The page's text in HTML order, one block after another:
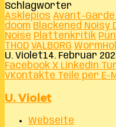
Schlagwörter
Asklepios Avant-Garde
doom Blackened Noisy
Noise Plattenkritik
THOD VALBORG
U. Violet14. Februar
Facebook X LinkedIn
VKontakte Teile per E-
U. Violet
Webseite